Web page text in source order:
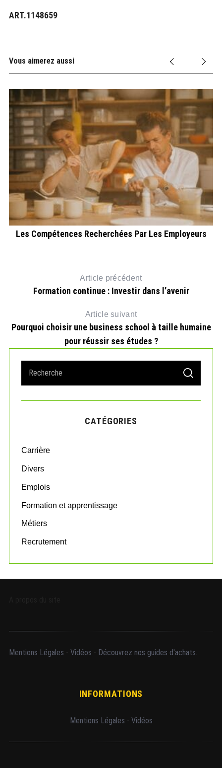
ART.1148659
Vous aimerez aussi
Les Compétences Recherchées Par Les Employeurs
Article précédent
Formation continue : Investir dans l’avenir
Article suivant
Pourquoi choisir une business school à taille humaine
pour réussir ses études ?
a
r
o
:
S
A
C
CATÉGORIES
Carrière
Divers
Emplois
Formation et apprentissage
Métiers
Recrutement
Mentions Légales Vidéos Découvrez nos guides d'achats.
INFORMATIONS
Mentions Légales Vidéos